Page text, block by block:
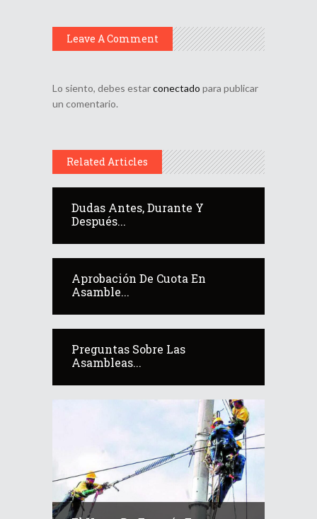
Leave A Comment
Lo siento, debes estarconectado para publicar
un comentario.
Related Articles
Dudas Antes, Durante Y
Después...
Aprobación De Cuota En
Asamble...
Preguntas Sobre Las
Asambleas...